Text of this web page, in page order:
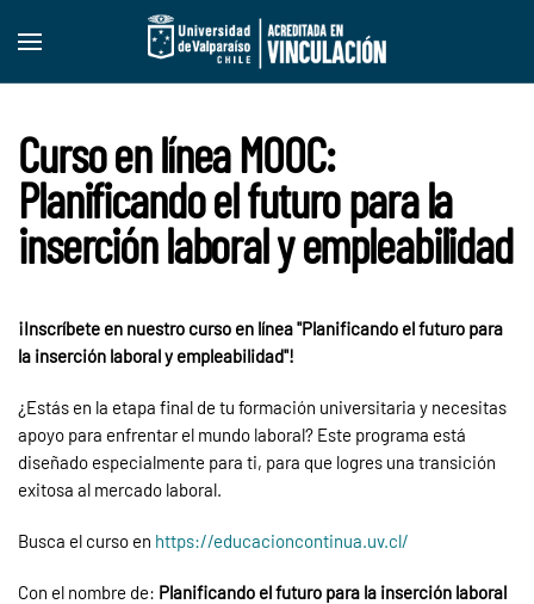
Skip to main content
Curso en línea MOOC:
Planificando el futuro para la
inserción laboral y empleabilidad
¡Inscríbete en nuestro curso en línea "Planificando el futuro para
la inserción laboral y empleabilidad"!
¿Estás en la etapa final de tu formación universitaria y necesitas
apoyo para enfrentar el mundo laboral? Este programa está
diseñado especialmente para ti, para que logres una transición
exitosa al mercado laboral.
Busca el curso en https://educacioncontinua.uv.cl/
Con el nombre de: Planificando el futuro para la inserción laboral